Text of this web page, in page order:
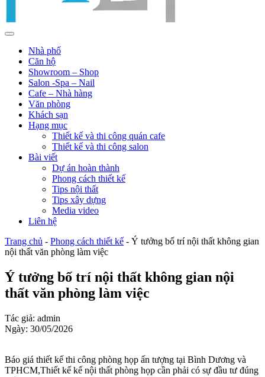
Nhà phố
Căn hộ
Showroom – Shop
Salon -Spa – Nail
Cafe – Nhà hàng
Văn phòng
Khách sạn
Hạng mục
Thiết kế và thi công quán cafe
Thiết kế và thi công salon
Bài viết
Dự án hoàn thành
Phong cách thiết kế
Tips nội thất
Tips xây dựng
Media video
Liên hệ
Trang chủ - Phong cách thiết kế - Ý tưởng bố trí nội thất không gian
nội thất văn phòng làm việc
Ý tưởng bố trí nội thất không gian nội
thất văn phòng làm việc
Tác giả: admin
Ngày: 30/05/2026
Báo giá thiết kế thi công phòng họp ấn tượng tại Bình Dương và
TPHCM,Thiết kế kế nội thất phòng họp cần phải có sự đầu tư đúng